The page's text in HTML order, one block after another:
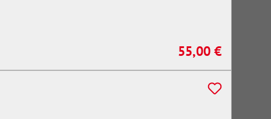
Regulärer Preis:
55,00 €